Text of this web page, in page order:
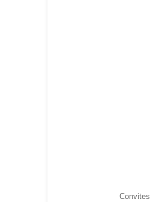
Convites